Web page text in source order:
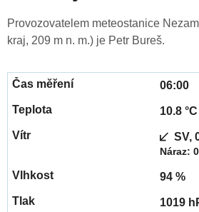
Provozovatelem meteostanice
kraj, 209 m n. m.) je Petr Bureš.
06:00
10.8 °C
SV,
Náraz:
94 %
1019